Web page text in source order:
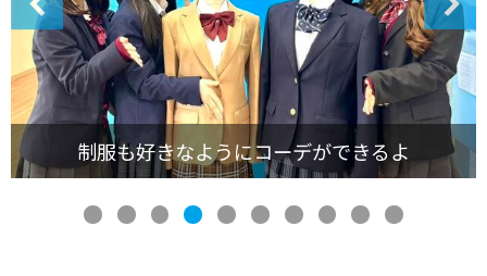
ワクワクが止まらない